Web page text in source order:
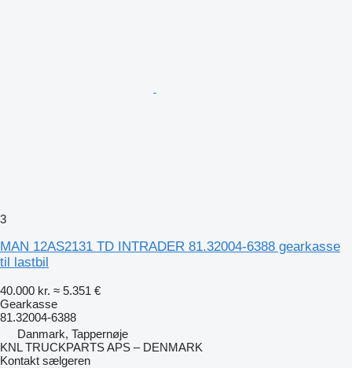
3
MAN 12AS2131 TD INTRADER 81.32004-6388 gearkasse
til lastbil
40.000 kr. ≈ 5.351 €
Gearkasse
81.32004-6388
Danmark, Tappernøje
KNL TRUCKPARTS APS – DENMARK
Kontakt sælgeren